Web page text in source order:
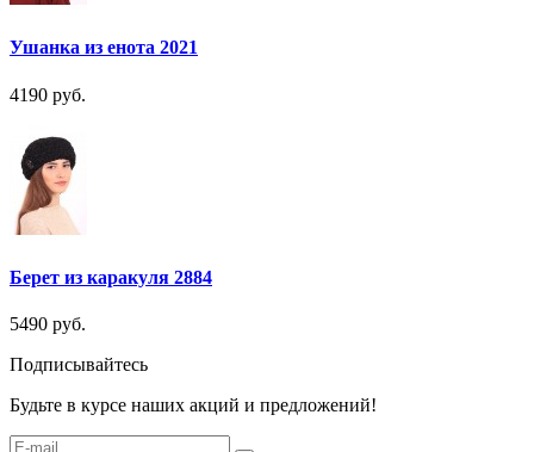
Ушанка из енота 2021
4190 руб.
Берет из каракуля 2884
5490 руб.
Подписывайтесь
Будьте в курсе наших акций и предложений!